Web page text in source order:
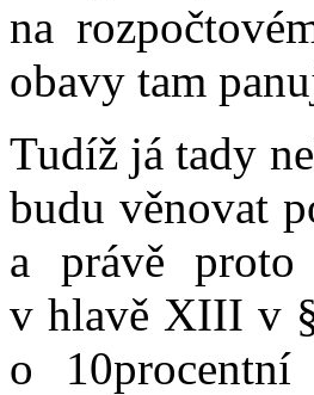
na
obavy tam
Tudíž já tady
budu věnovat
a právě
v hlavě XIII v §
o 10procentní